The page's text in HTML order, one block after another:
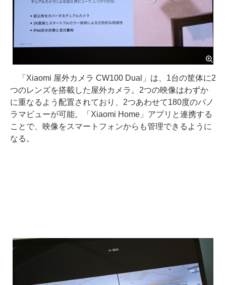
「Xiaomi 屋外カメラ CW100 Dual」は、1台の筐体に2
つのレンズを搭載した屋外カメラ。2つの映像はわずか
に重なるよう配置されており、2つあわせて180度のパノ
ラマビューが可能。「Xiaomi Home」アプリと連携する
ことで、映像をスマートフォンからも管理できるように
なる。